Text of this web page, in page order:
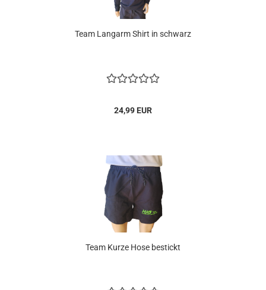
Team Langarm Shirt in schwarz
24,99 EUR
Team Kurze Hose bestickt